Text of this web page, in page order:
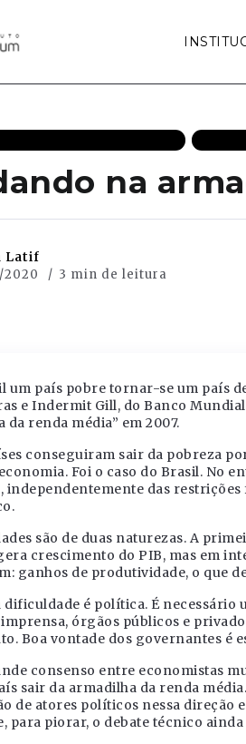
na
Latif
2020 3 min de leitura
um país pobre tornar-se um país
e Indermit Gill, do Banco
da renda média” em 2007.
conseguiram sair da pobreza
Foi o caso do Brasil. No
independentemente das
são de duas naturezas. A
crescimento do PIB, mas em
ganhos de produtividade, o que
dificuldade é política. É
imprensa, órgãos públicos e
Boa vontade dos governantes é
consenso entre economistas
sair da armadilha da renda
de atores políticos nessa direção
para piorar, o debate técnico